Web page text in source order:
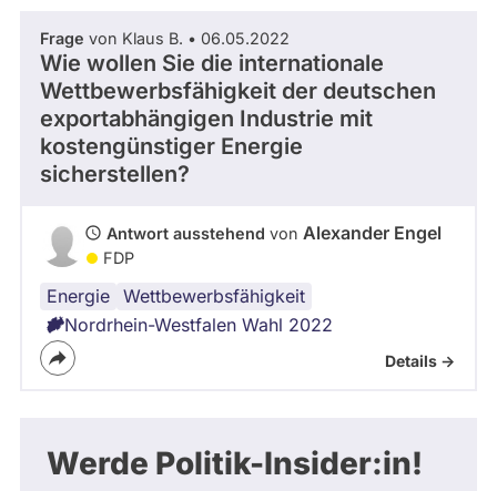
oder
Mandaten
können
über
abgeordnetenwatch
befragt
Frage von Klaus B. • 06.05.2022
Wie wollen Sie die internationale
Wettbewerbsfähigkeit der deutschen
exportabhängigen Industrie mit
kostengünstiger Energie
sicherstellen?
Antwort ausstehend von Alexander Engel
FDP
Energie Wettbewerbsfähigkeit
Industrie
Nordrhein-Westfalen Wahl 2022
Details ->
Werde Politik-Insider:in!